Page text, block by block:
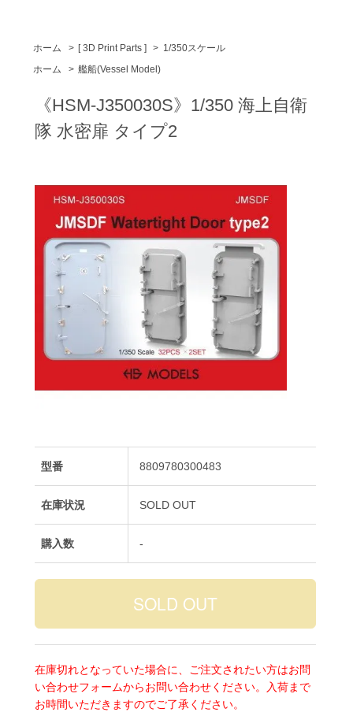
ホーム > [ 3D Print Parts ] > 1/350スケール
ホーム
> 艦船(Vessel Model)
《HSM-J350030S》1/350 海上自衛
隊 水密扉 タイプ2
型番 8809780300483
在庫状況 SOLD OUT
購入数 -
在庫切れとなっていた場合に、ご注文されたい方はお問
い合わせフォームからお問い合わせください。入荷まで
お時間いただきますのでご了承ください。